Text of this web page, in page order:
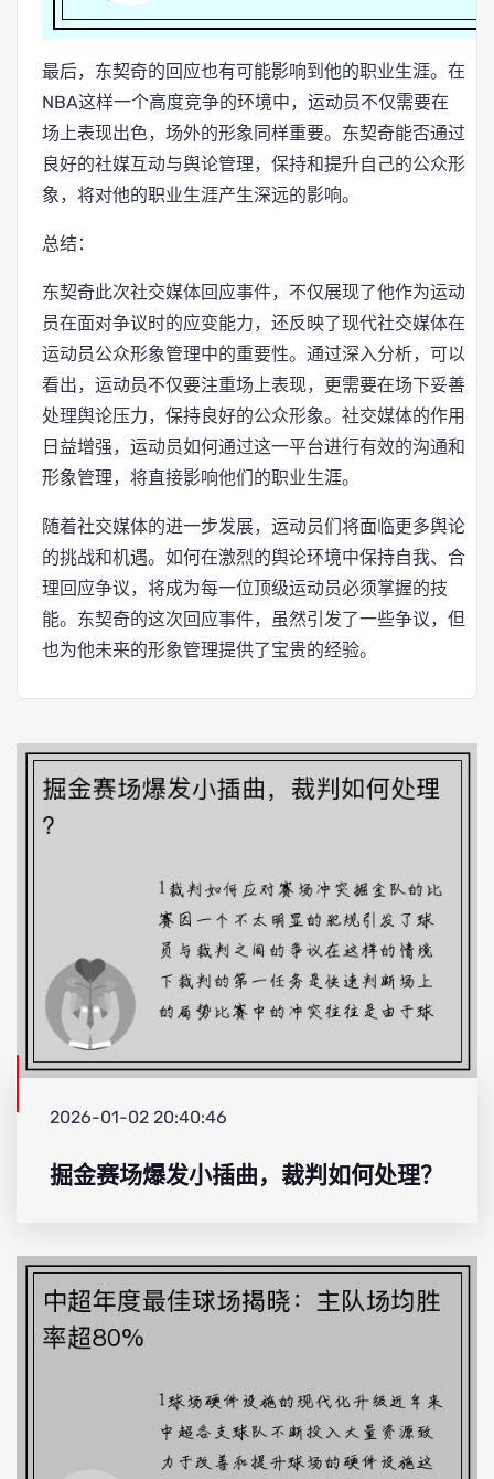
最后，东契奇的回应也有可能影响到他的职业生涯。在
NBA这样一个高度竞争的环境中，运动员不仅需要在
场上表现出色，场外的形象同样重要。东契奇能否通过
良好的社媒互动与舆论管理，保持和提升自己的公众形
象，将对他的职业生涯产生深远的影响。
总结：
东契奇此次社交媒体回应事件，不仅展现了他作为运动
员在面对争议时的应变能力，还反映了现代社交媒体在
运动员公众形象管理中的重要性。通过深入分析，可以
看出，运动员不仅要注重场上表现，更需要在场下妥善
处理舆论压力，保持良好的公众形象。社交媒体的作用
日益增强，运动员如何通过这一平台进行有效的沟通和
形象管理，将直接影响他们的职业生涯。
随着社交媒体的进一步发展，运动员们将面临更多舆论
的挑战和机遇。如何在激烈的舆论环境中保持自我、合
理回应争议，将成为每一位顶级运动员必须掌握的技
能。东契奇的这次回应事件，虽然引发了一些争议，但
也为他未来的形象管理提供了宝贵的经验。
2026-01-02 20:40:46
掘金赛场爆发小插曲，裁判如何处理？